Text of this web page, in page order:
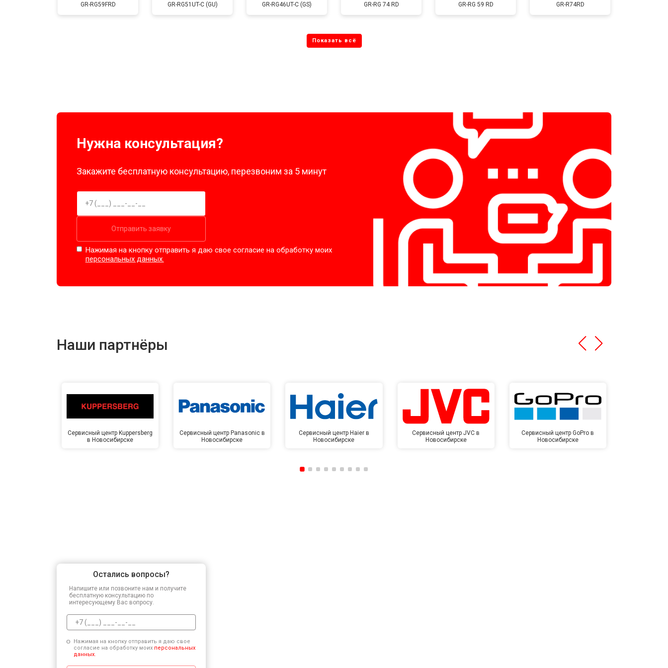
от 80 мин
GR-RG59FRD GR-RG51UT-C (GU) GR-RG46UT-C (GS) GR-RG 74 RD GR-RG 59 RD GR-R74RD
Нужна консультация?
Закажите бесплатную консультацию, перезвоним за 5 минут
Отправить заявку
Нажимая на кнопку отправить я даю свое согласие на обработку моих
персональных данных.
Наши партнёры
Сервисный центр Kuppersberg
в Новосибирске
Сервисный центр Panasonic в
Новосибирске
Сервисный центр Haier в
Новосибирске
Сервисный центр JVC в
Новосибирске
Сервисный центр GoPro в
Новосибирске
Остались вопросы?
Напишите или позвоните нам и получите
бесплатную консультацию по
интересующему Вас вопросу.
Нажимая на кнопку отправить я даю свое
согласие на обработку моих персональных
данных.